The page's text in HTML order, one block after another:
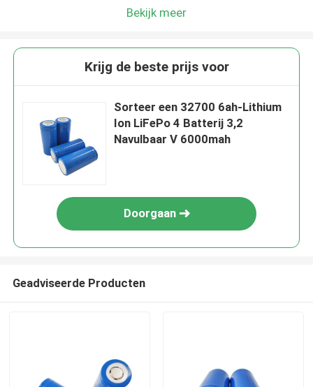
Bekijk meer
Krijg de beste prijs voor
Sorteer een 32700 6ah-Lithium
Ion LiFePo 4 Batterij 3,2
Navulbaar V 6000mah
Doorgaan
Geadviseerde Producten